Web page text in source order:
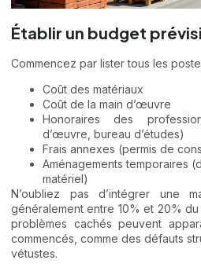
Établir un budget
Commencez par lister tous les
Coût des matériaux
Coût de la main d’œuvre
Honoraires des
d’œuvre, bureau d’études)
Frais annexes (permis de
Aménagements temporaires
matériel)
N’oubliez pas d’intégrer une
généralement entre 10% et 20%
problèmes cachés peuvent
commencés, comme des défauts
vétustes.